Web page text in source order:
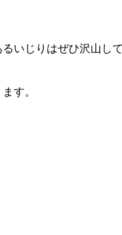
いじりはぜひ沢山して
す。